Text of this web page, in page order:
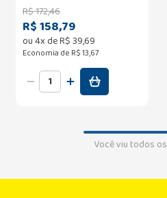
R$172,46
R$ 158,79
ou4x deR$39,69
Economia de R$ 13,67
Você viu todos os